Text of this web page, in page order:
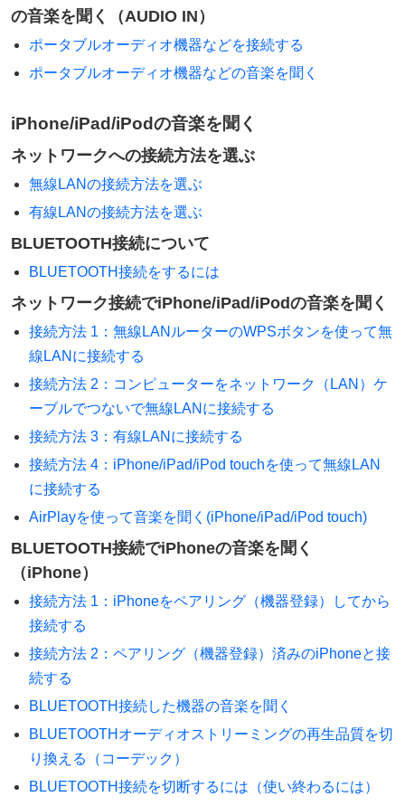
の音楽を聞く（AUDIO IN）
ポータブルオーディオ機器などを接続する
ポータブルオーディオ機器などの音楽を聞く
iPhone/iPad/iPodの音楽を聞く
ネットワークへの接続方法を選ぶ
無線LANの接続方法を選ぶ
有線LANの接続方法を選ぶ
BLUETOOTH接続について
BLUETOOTH接続をするには
ネットワーク接続でiPhone/iPad/iPodの音楽を聞く
接続方法 1：無線LANルーターのWPSボタンを使って無
線LANに接続する
接続方法 2：コンピューターをネットワーク（LAN）ケ
ーブルでつないで無線LANに接続する
接続方法 3：有線LANに接続する
接続方法 4：iPhone/iPad/iPod touchを使って無線LAN
に接続する
AirPlayを使って音楽を聞く(iPhone/iPad/iPod touch)
BLUETOOTH接続でiPhoneの音楽を聞く
（iPhone）
接続方法 1：iPhoneをペアリング（機器登録）してから
接続する
接続方法 2：ペアリング（機器登録）済みのiPhoneと接
続する
BLUETOOTH接続した機器の音楽を聞く
BLUETOOTHオーディオストリーミングの再生品質を切
り換える（コーデック）
BLUETOOTH接続を切断するには（使い終わるには）